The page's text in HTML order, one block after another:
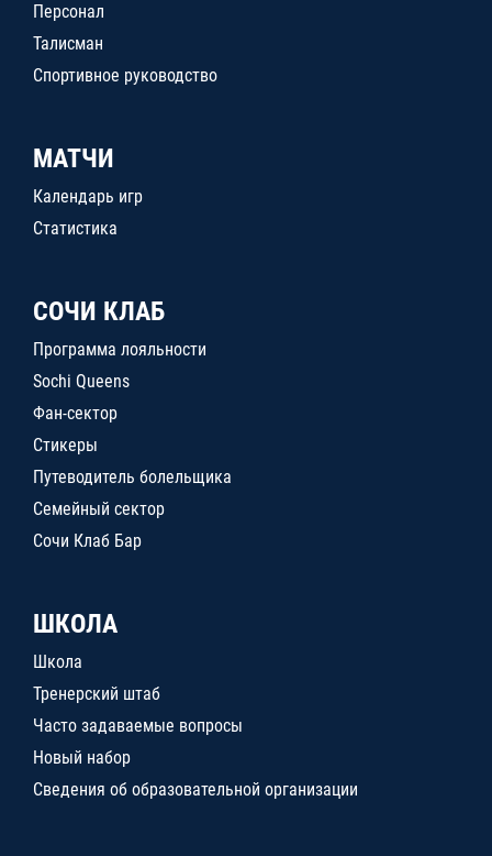
Персонал
Талисман
Спортивное руководство
МАТЧИ
Календарь игр
Статистика
СОЧИ КЛАБ
Программа лояльности
Sochi Queens
Фан-сектор
Стикеры
Путеводитель болельщика
Семейный сектор
Сочи Клаб Бар
ШКОЛА
Школа
Тренерский штаб
Часто задаваемые вопросы
Новый набор
Сведения об образовательной организации